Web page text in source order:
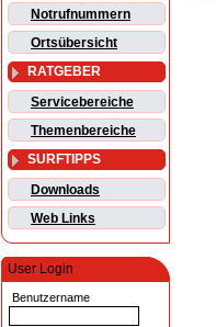
Notrufnummern
Ortsübersicht
RATGEBER
Servicebereiche
Themenbereiche
SURFTIPPS
Downloads
Web Links
User Login
Benutzername